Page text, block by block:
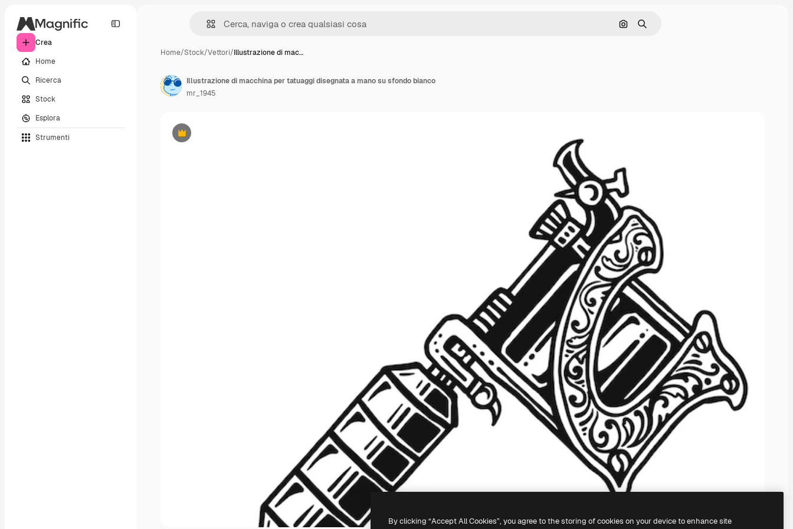
Crea
Home
Ricerca
Stock
Esplora
Strumenti
Cerca per immagine
Ricerca
Home/Stock/Vettori/Illustrazione di mac…
Premium
Illustrazione di macchina per tatuaggi disegnata a mano su sfondo bianco
mr_1945
By clicking “Accept All Cookies”, you agree to the storing of cookies on your device to enhance site